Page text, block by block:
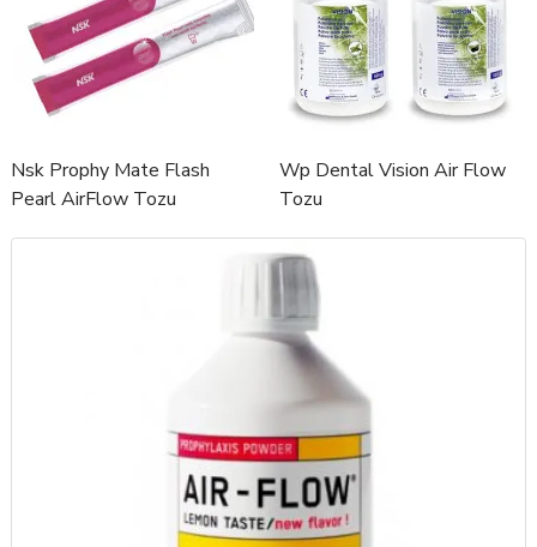
Nsk Prophy Mate Flash
Pearl AirFlow Tozu
Wp Dental Vision Air Flow
Tozu